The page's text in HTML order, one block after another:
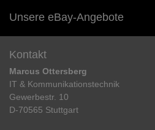
Unsere eBay-Angebote
Kontakt
Marcus Ottersberg
IT & Kommunikationstechnik
Gewerbestr. 10
D-70565 Stuttgart